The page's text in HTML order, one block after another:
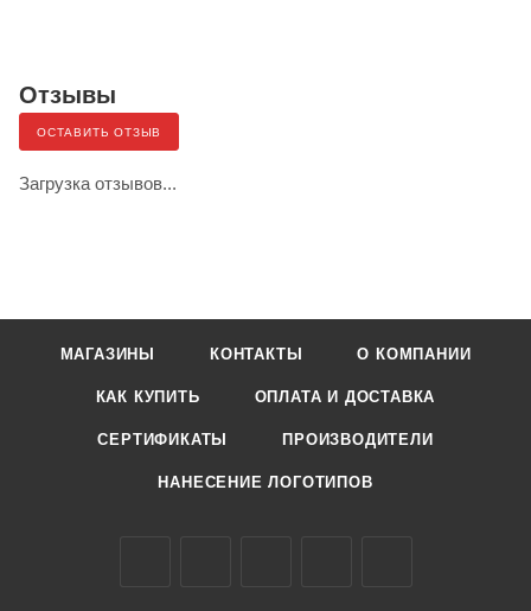
Отзывы
ОСТАВИТЬ ОТЗЫВ
Загрузка отзывов...
МАГАЗИНЫ КОНТАКТЫ О КОМПАНИИ
КАК КУПИТЬ ОПЛАТА И ДОСТАВКА
СЕРТИФИКАТЫ ПРОИЗВОДИТЕЛИ
НАНЕСЕНИЕ ЛОГОТИПОВ